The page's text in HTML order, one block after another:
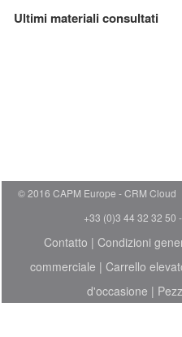
Ultimi materiali consultati
© 2016 CAPM Europe
CRM Cloud
+33 (0)3 44 32 32 50
Contatto | Condizioni
commerciale | Carrello
d'occasione |